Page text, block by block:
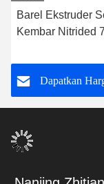
Barel Ekstruder
Kembar Nitrided
Stabil
Dapatkan